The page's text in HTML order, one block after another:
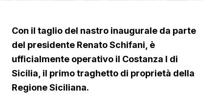
Con il taglio del nastro inaugurale da parte
del presidente Renato Schifani, è
ufficialmente operativo il Costanza I di
Sicilia, il primo traghetto di proprietà della
Regione Siciliana.